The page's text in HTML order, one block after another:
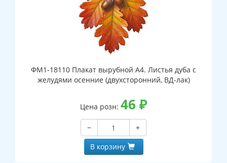
ФМ1-18110 Плакат вырубной А4. Листья дуба с
желудями осенние (двухсторонний, ВД-лак)
Цена розн: 46 ₽
−
+
В корзину